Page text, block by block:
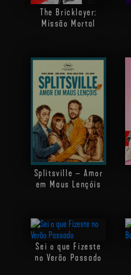
The Bricklayer:
Missão Mortal
Splitsville – Amor
em Maus Lençóis
Sei o que Fizeste
no Verão Passado